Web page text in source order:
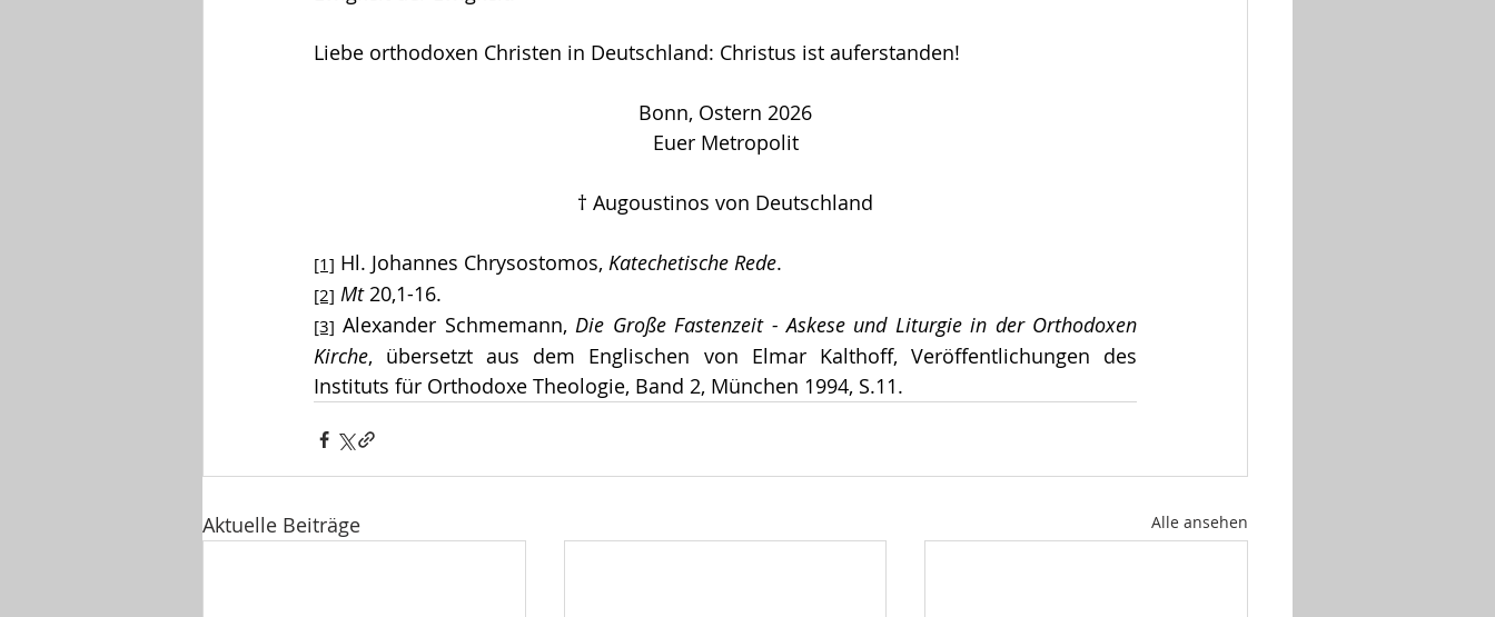
Liebe orthodoxen Christen in Deutschland: Christus ist auferstanden!
Bonn, Ostern 2026
Euer Metropolit
† Augoustinos von Deutschland
[1] Hl. Johannes Chrysostomos, Katechetische Rede.
[2] Mt 20,1-16.
[3] Alexander Schmemann, Die Große Fastenzeit - Askese und Liturgie in der Orthodoxen
Kirche, übersetzt aus dem Englischen von Elmar Kalthoff, Veröffentlichungen des
Instituts für Orthodoxe Theologie, Band 2, München 1994, S.11.
Aktuelle Beiträge Alle ansehen